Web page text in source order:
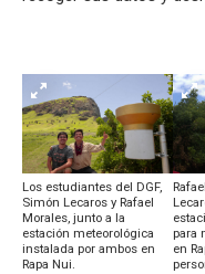
Los estudiantes del DGF,
Simón Lecaros y Rafael
Morales, junto a la
estación meteorológica
instalada por ambos en
Rapa Nui.
para
en